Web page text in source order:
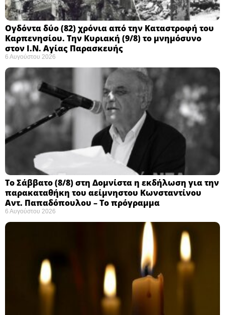
Ογδόντα δύο (82) χρόνια από την Καταστροφή του
Καρπενησίου. Την Κυριακή (9/8) το μνημόσυνο
στον Ι.Ν. Αγίας Παρασκευής
6 Αυγούστου 2026
Το Σάββατο (8/8) στη Δομνίστα η εκδήλωση για την
παρακαταθήκη του αείμνηστου Κωνσταντίνου
Αντ. Παπαδόπουλου – Το πρόγραμμα
6 Αυγούστου 2026